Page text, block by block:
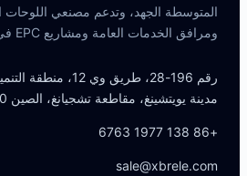
المتوسطة الجهد، وتدعم مصنعي اللوحات
ومرافق الخدمات العامة ومشاريع EPC في جميع أنحاء العالم.
رقم 196-28، طريق وي
مدينة يويتشينغ، مقاطعة تشجيانغ، الصين 325600
+86 138 1977 6763
sale@xbrele.com